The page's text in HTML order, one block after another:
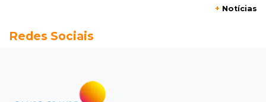
Ceviche de ponkan existe e pode surpreender
Procura-se
Dócil e brincalhão, cachorrinho Dobi
+ Notícias
Redes Sociais